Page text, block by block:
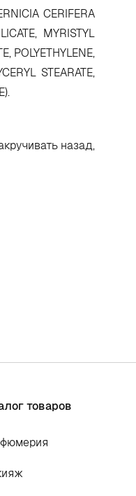
CERIFERA
MYRISTYL
POLYETHYLENE,
STEARATE,
назад,
товаров